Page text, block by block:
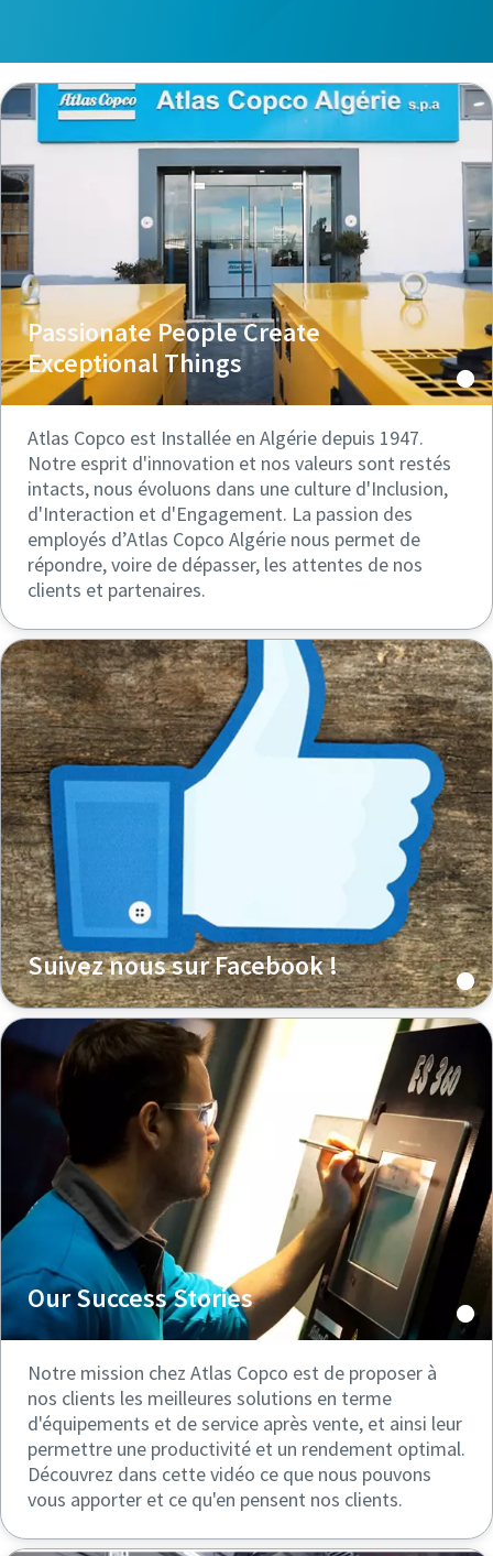
Atlas Copco est Installée en Algérie depuis 1947.
Notre esprit d'innovation et nos valeurs sont restés
intacts, nous évoluons dans une culture d'Inclusion,
d'Interaction et d'Engagement. La passion des
employés d’Atlas Copco Algérie nous permet de
répondre, voire de dépasser, les attentes de nos
clients et partenaires.
Passionate People Create
Exceptional Things
Suivez nous sur Facebook !
Notre mission chez Atlas Copco est de proposer à
nos clients les meilleures solutions en terme
d'équipements et de service après vente, et ainsi leur
permettre une productivité et un rendement optimal.
Découvrez dans cette vidéo ce que nous pouvons
vous apporter et ce qu'en pensent nos clients.
Our Success Stories